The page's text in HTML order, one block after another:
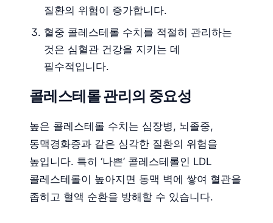
질환의 위험이 증가합니다.
혈중 콜레스테롤 수치를 적절히 관리하는
것은 심혈관 건강을 지키는 데
필수적입니다.
콜레스테롤 관리의 중요성
높은 콜레스테롤 수치는 심장병, 뇌졸중,
동맥경화증과 같은 심각한 질환의 위험을
높입니다. 특히 ‘나쁜’ 콜레스테롤인 LDL
콜레스테롤이 높아지면 동맥 벽에 쌓여 혈관을
좁히고 혈액 순환을 방해할 수 있습니다.